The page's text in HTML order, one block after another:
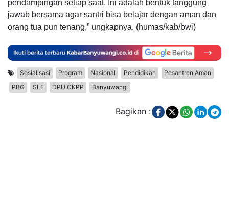
pendampingan setiap saat. Ini adalah bentuk tanggung
jawab bersama agar santri bisa belajar dengan aman dan
orang tua pun tenang,” ungkapnya. (humas/kab/bwi)
Sosialisasi Program Nasional Pendidikan
Pesantren Aman
PBG
SLF DPU CKPP Banyuwangi
Bagikan :